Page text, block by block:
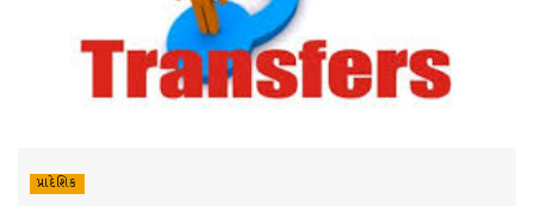
પ્રાદેશિક